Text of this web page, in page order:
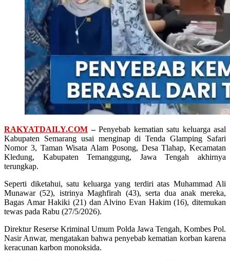
RAKYATDAILY.COM – Penyebab kematian satu keluarga asal
Kabupaten Semarang usai menginap di Tenda Glamping Safari
Nomor 3, Taman Wisata Alam Posong, Desa Tlahap, Kecamatan
Kledung, Kabupaten Temanggung, Jawa Tengah akhirnya
terungkap.
Seperti diketahui, satu keluarga yang terdiri atas Muhammad Ali
Munawar (52), istrinya Maghfirah (43), serta dua anak mereka,
Bagas Amar Hakiki (21) dan Alvino Evan Hakim (16), ditemukan
tewas pada Rabu (27/5/2026).
Direktur Reserse Kriminal Umum Polda Jawa Tengah, Kombes Pol.
Nasir Anwar, mengatakan bahwa penyebab kematian korban karena
keracunan karbon monoksida.